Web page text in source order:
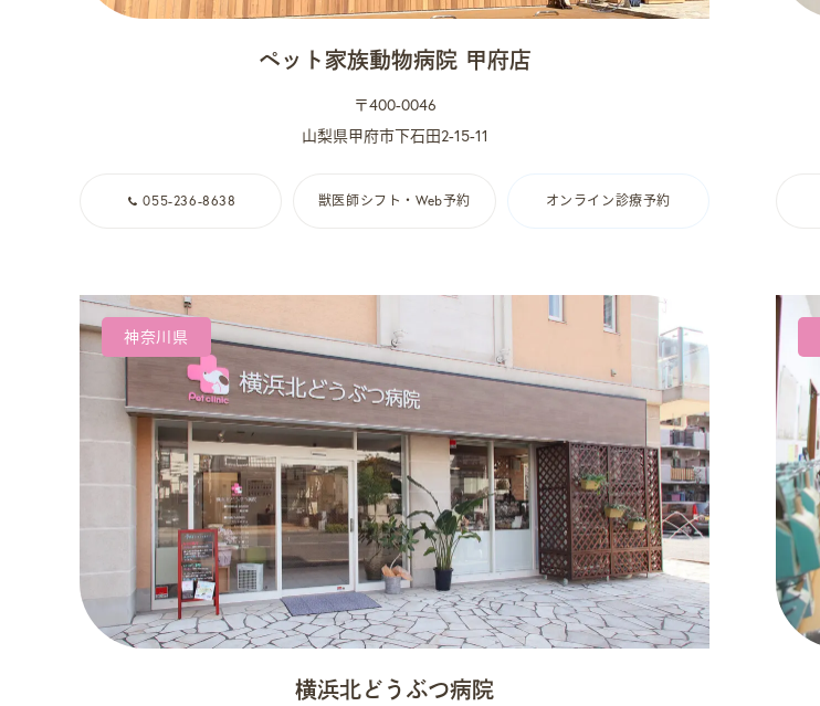
ペット家族動物病院 甲府店
〒400-0046
山梨県甲府市下石田2-15-11
055-236-8638 獣医師シフト・Web予約 オンライン診療予約
神奈川県
横浜北どうぶつ病院